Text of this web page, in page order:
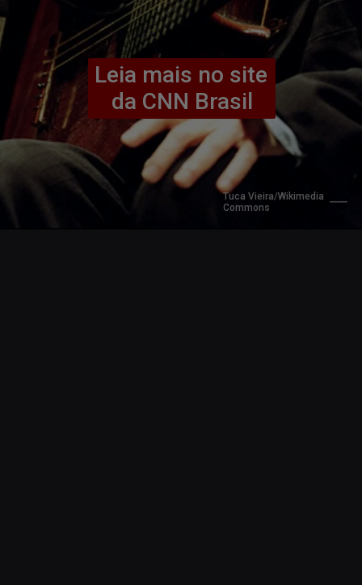
Leia mais no site
da CNN Brasil
Tuca Vieira/Wikimedia
Commons